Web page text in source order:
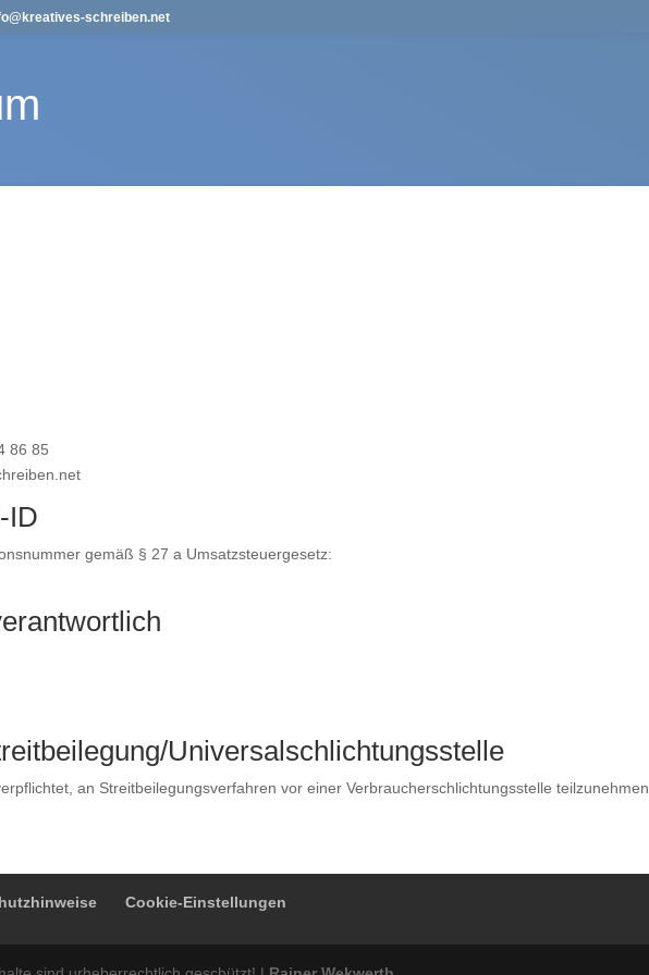
schreiben.net
86 85
ID
gemäß § 27 a Umsatzsteuergesetz:
Universal­schlichtungs­stelle
an Streitbeilegungsverfahren vor einer Verbraucherschlichtungsstelle teilzunehmen.
Cookie-Einstellungen